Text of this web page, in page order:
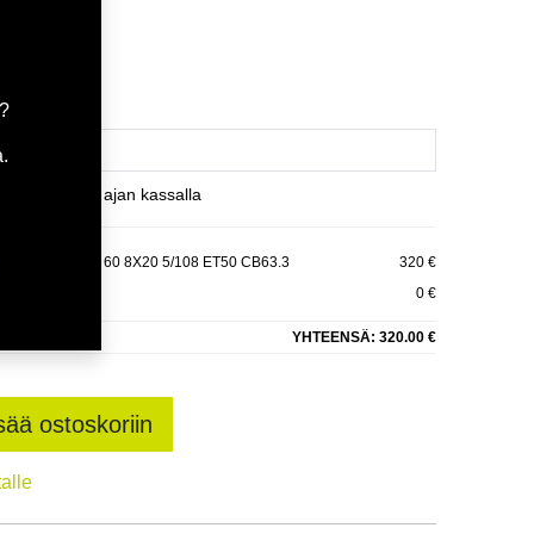
varaamaan ajan kassalla
E50 C63,30 60 8X20 5/108 ET50 CB63.3
320 €
0 €
YHTEENSÄ: 320.00 €
ostoskoriin